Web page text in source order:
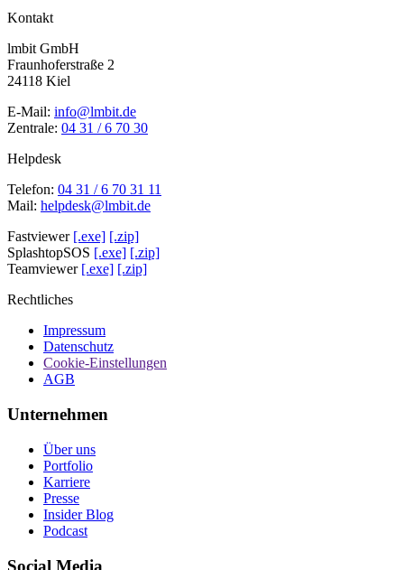
Kontakt
lmbit GmbH
Fraunhoferstraße 2
24118 Kiel
E-Mail: info@lmbit.de
Zentrale: 04 31 / 6 70 30
Helpdesk
Telefon: 04 31 / 6 70 31 11
Mail: helpdesk@lmbit.de
Fastviewer [.exe] [.zip]
SplashtopSOS [.exe] [.zip]
Teamviewer [.exe] [.zip]
Rechtliches
Impressum
Datenschutz
Cookie-Einstellungen
AGB
Unternehmen
Über uns
Portfolio
Karriere
Presse
Insider Blog
Podcast
Social Media